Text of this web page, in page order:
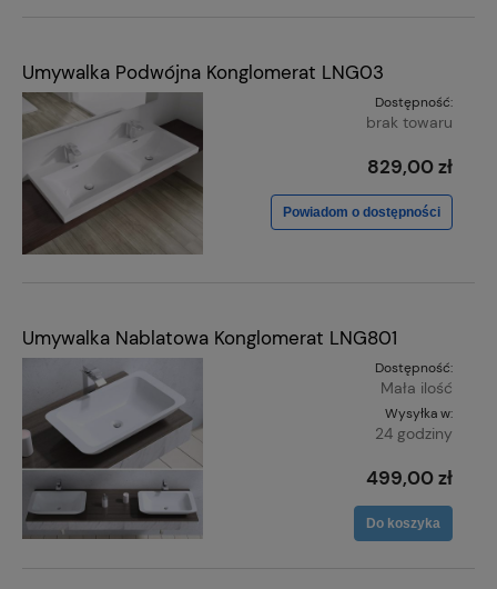
Umywalka Podwójna Konglomerat LNG03
Dostępność:
brak towaru
829,00 zł
Powiadom o dostępności
Umywalka Nablatowa Konglomerat LNG801
Dostępność:
Mała ilość
Wysyłka w:
24 godziny
499,00 zł
Do koszyka